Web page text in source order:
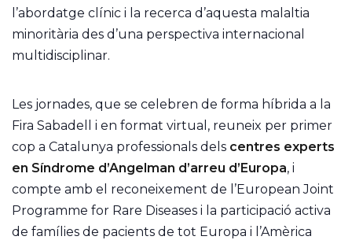
l’abordatge clínic i la recerca d’aquesta malaltia
minoritària des d’una perspectiva internacional
multidisciplinar.
Les jornades, que se celebren de forma híbrida a la
Fira Sabadell i en format virtual, reuneix per primer
cop a Catalunya professionals dels centres experts
en Síndrome d’Angelman d’arreu d’Europa, i
compte amb el reconeixement de l’European Joint
Programme for Rare Diseases i la participació activa
de famílies de pacients de tot Europa i l’Amèrica